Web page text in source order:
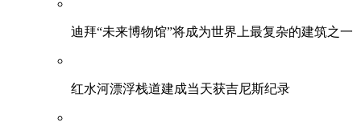
迪拜“未来博物馆”将成为世界上最复杂的建筑之一
红水河漂浮栈道建成当天获吉尼斯纪录